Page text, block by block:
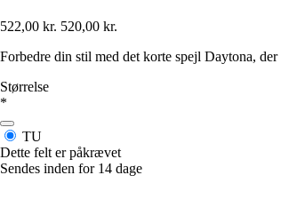
522,00 kr. 520,00 kr.
Forbedre din stil med det korte spejl Daytona,
Størrelse
*
TU
Dette felt er påkrævet
Sendes inden for 14 dage